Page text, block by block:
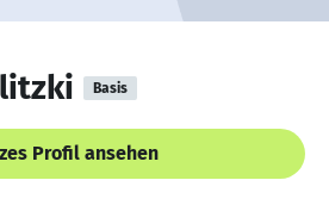
Basis
Profil ansehen